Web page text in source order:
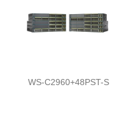
WS-C2960+48PST-S